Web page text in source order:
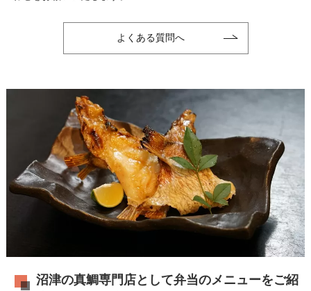
よくある質問へ
沼津の真鯛専門店として弁当のメニューをご紹